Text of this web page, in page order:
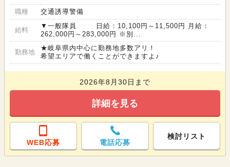
職種 交通誘導警備
給料
▼一般隊員 日給：10,100円～11,500円 月給：
262,000円～283,000円 ※別...
勤務地
★岐阜県内中心に勤務地多数アリ！
希望エリアで働くことができますよ♪
2026年8月30日まで
詳細を見る
WEB応募 電話応募
検討リスト